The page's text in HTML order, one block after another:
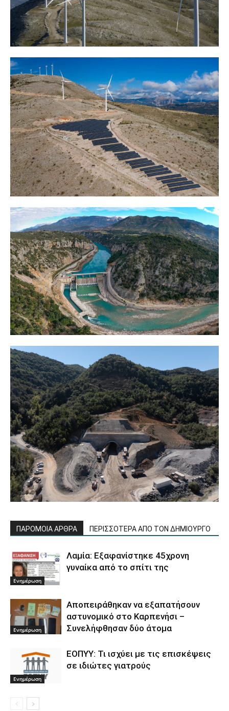
ΠΑΡΟΜΟΙΑ ΑΡΘΡΑ ΠΕΡΙΣΣΟΤΕΡΑ ΑΠΟ ΤΟΝ ΔΗΜΙΟΥΡΓΟ
Ενημέρωση
Λαμία: Εξαφανίστηκε 45χρονη
γυναίκα από το σπίτι της
Ενημέρωση
Αποπειράθηκαν να εξαπατήσουν
αστυνομικό στο Καρπενήσι –
Συνελήφθησαν δύο άτομα
Ενημέρωση
ΕΟΠΥΥ: Τι ισχύει με τις επισκέψεις
σε ιδιώτες γιατρούς